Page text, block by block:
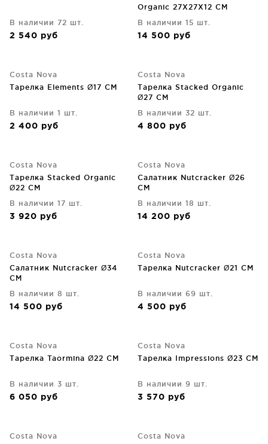
В наличии 72 шт.
2 540 руб
Organic 27X27X12 CM
В наличии 15 шт.
14 500 руб
Costa Nova
Тарелка Elements Ø17 CM
В наличии 1 шт.
2 400 руб
Costa Nova
Тарелка Stacked Organic
Ø27 CM
В наличии 32 шт.
4 800 руб
Costa Nova
Тарелка Stacked Organic
Ø22 CM
В наличии 17 шт.
3 920 руб
Costa Nova
Салатник Nutcracker Ø26
CM
В наличии 18 шт.
14 200 руб
Costa Nova
Салатник Nutcracker Ø34
CM
В наличии 8 шт.
14 500 руб
Costa Nova
Тарелка Nutcracker Ø21 CM
В наличии 69 шт.
4 500 руб
Costa Nova
Тарелка Taormina Ø22 CM
В наличии 3 шт.
6 050 руб
Costa Nova
Тарелка Impressions Ø23 CM
В наличии 9 шт.
3 570 руб
Costa Nova
Costa Nova